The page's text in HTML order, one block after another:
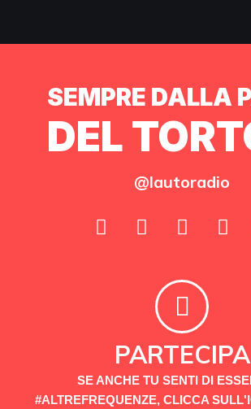
SEMPRE DALLA
DEL
@lautoradio
PARTECIPA
SE ANCHE TU SENTI DI
#ALTREFREQUENZE, CLICCA